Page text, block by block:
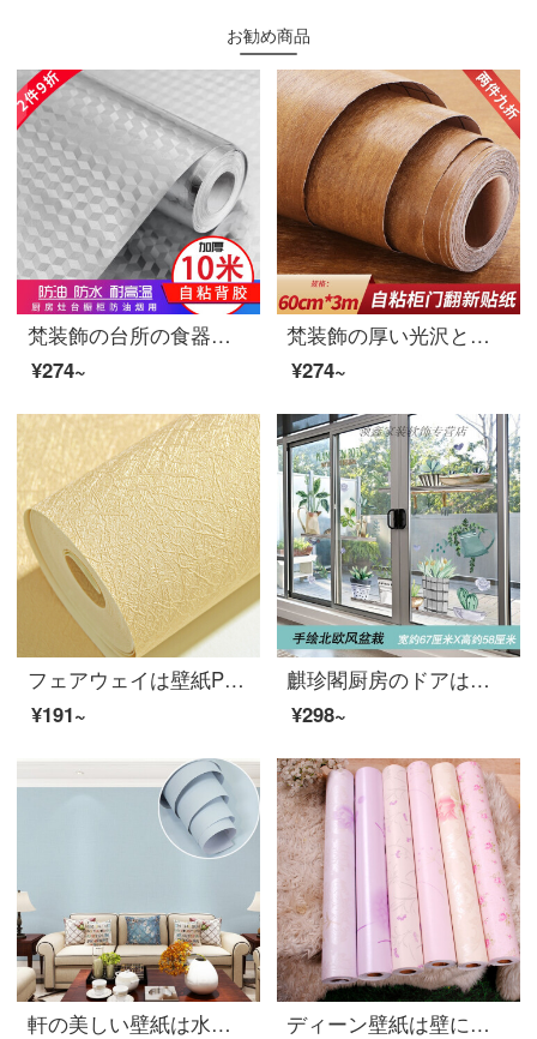
お勧め商品
梵装飾の台所の食器棚のシール防水の防湿は、油汚れに強く、高温のアルミ箔紙の壁壁に壁紙を貼り、壁紙のタンスの下駄箱の引き出しに紙の家具を敷いて、張り紙を貼ります。
¥274~
梵装飾の厚い光沢と古い家具のリフォームステッカーのタイルは木目焼きの防水性の防油紙壁の壁紙の冷蔵庫に貼り付けて戸棚に貼ります。家庭用北欧の防湿壁のステッカーの深さの茶色の木目【60 cm*3 m】
¥274~
フェアウェイは壁紙PVC寝室の大学生の寮の洋服だんすの本のデスクトップに貼り付けます。テープ付きのステッカーの居間はシンプルで、欧風で清新で現代的なテレビの背景壁の家具はシルクのベージュを貼りました。幅は60センチです。
¥191~
麒珍閣厨房のドアは障子のガラスのシールを押します。3 D立体壁の貼る絵はリビングガラスの扉のシールを貼ります。台所は障子を押して壁を飾ります。創意的な窓の模様は北欧風の盆栽が特大です。
¥298~
軒の美しい壁紙は水にくっついて防水します。暖かくて純粋な色のリビングルームです。
ディーン壁紙は壁に貼り付けて壁紙を貼ります。寮の壁と箪笥のドアの家具を貼ります。張り紙テーブルは寝室の寝床に防水ガラスを貼ってラベンダーを飾ります。